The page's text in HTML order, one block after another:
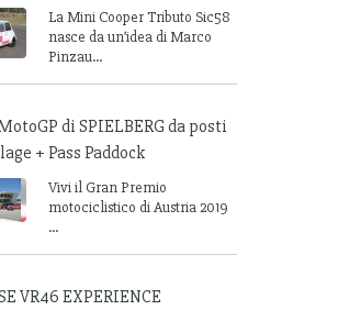
La Mini Cooper Tributo Sic58
nasce da un’idea di Marco
Pinzau...
di SPIELBERG da posti
+ Pass Paddock
Vivi il Gran Premio
motociclistico di Austria 2019
...
VR46 EXPERIENCE